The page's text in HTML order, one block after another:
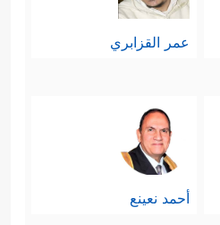
عمر القزابري
أحمد نعينع